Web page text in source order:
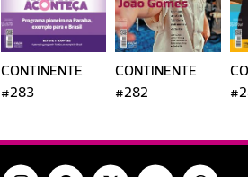
CONTINENTE
#283
CONTINENTE
#282